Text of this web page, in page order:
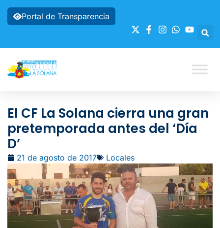
Portal de Transparencia
El CF La Solana cierra una gran
pretemporada antes del ‘Día
D’
21 de agosto de 2017 Locales